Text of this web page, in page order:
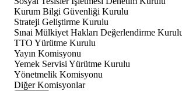
Kurum Bilgi Güvenliği Kurulu
Strateji Geliştirme Kurulu
Sınai Mülkiyet Hakları Değerlendirme
TTO Yürütme Kurulu
Yayın Komisyonu
Yemek Servisi Yürütme Kurulu
Yönetmelik Komisyonu
Diğer Komisyonlar